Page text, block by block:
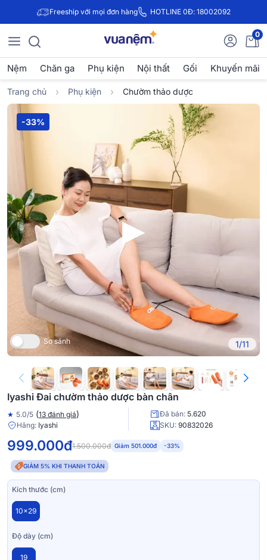
Freeship với mọi đơn hàng HOTLINE 0Đ: 18002092
0
Nệm Chăn ga Phụ kiện Nội thất Gối Khuyến mãi
Trang chủ Phụ kiện Chườm thảo dược
-33%
So sánh 1/11
▶
Iyashi Đai chườm thảo dược bàn chân
★ 5.0/5 (13 đánh giá) Đã bán: 5.620
Hãng: Iyashi SKU: 90832026
999.000đ1.500.000đ Giảm 501.000đ -33%
GIẢM 5% KHI THANH TOÁN
Kích thước (cm)
10x29
Độ dày (cm)
19